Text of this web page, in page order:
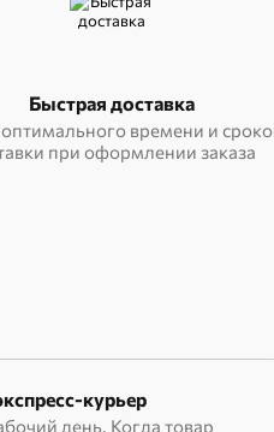
Быстрая доставка
времени и
при оформлении заказа
курьер
день. Когда товар